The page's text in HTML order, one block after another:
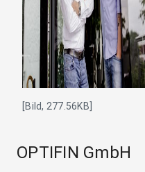
[Bild, 277.56KB]
OPTIFIN GmbH